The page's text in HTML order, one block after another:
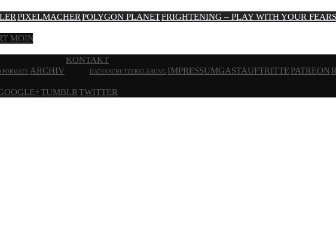
PIXELMACHERPOLYGON PLANETFRIGHTENING – PLAY WITH YOUR FEARS
MOIN
FORMATE ARCHIV
KONTAKT
DATENSCHUTZERKLÄRUNG IMPRESSUMGASTAUFTRITTEPATREON
TUMBLRTWITTER